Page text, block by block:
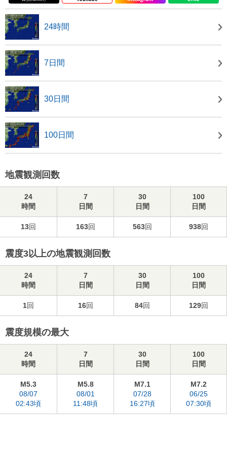
24時間
7日間
30日間
100日間
地震観測回数
24
時間
7
日間
30
日間
100
日間
13回 163回 563回 938回
震度3以上の地震観測回数
24
時間
7
日間
30
日間
100
日間
1回 16回 84回 129回
震度規模の最大
24
時間
7
日間
30
日間
100
日間
M5.3
08/07
02:43頃
M5.8
08/01
11:48頃
M7.1
07/28
16:27頃
M7.2
06/25
07:30頃